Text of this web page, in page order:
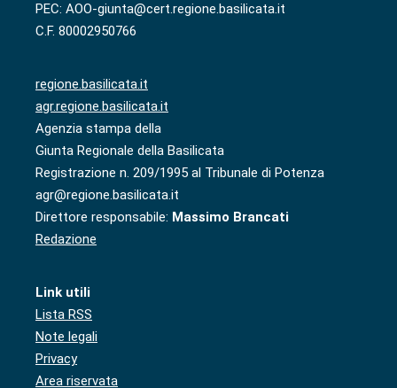
PEC: AOO-giunta@cert.regione.basilicata.it
C.F. 80002950766
regione.basilicata.it
agr.regione.basilicata.it
Agenzia stampa della
Giunta Regionale della Basilicata
Registrazione n. 209/1995 al Tribunale di Potenza
agr@regione.basilicata.it
Direttore responsabile: Massimo Brancati
Redazione
Link utili
Lista RSS
Note legali
Privacy
Area riservata